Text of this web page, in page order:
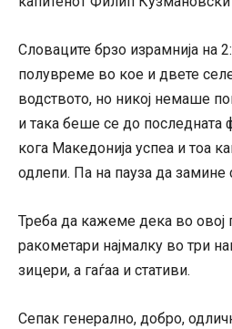
Словаците брзо израмнија на
полувреме во кое и двете
водството, но никој немаше
и така беше се до последната
кога Македонија успеа и тоа
одлепи. Па на пауза да замине
Треба да кажеме дека во овој
ракометари најмалку во три
зицери, а гаѓаа и стативи.
Сепак генерално, добро,